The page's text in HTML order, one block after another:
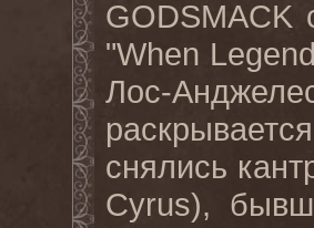
GODSMACK
"When
Лос-
снялись
Cyrus),